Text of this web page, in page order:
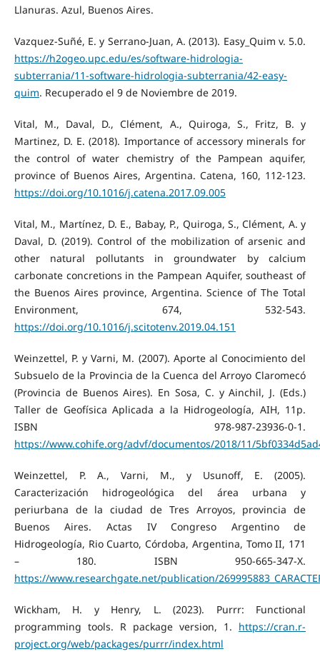
Llanuras. Azul, Buenos Aires.
Vazquez-Suñé, E. y Serrano-Juan, A. (2013). Easy_Quim v. 5.0.
https://h2ogeo.upc.edu/es/software-hidrologia-
subterrania/11-software-hidrologia-subterrania/42-easy-
quim. Recuperado el 9 de Noviembre de 2019.
Vital, M., Daval, D., Clément, A., Quiroga, S., Fritz, B. y
Martinez, D. E. (2018). Importance of accessory minerals for
the control of water chemistry of the Pampean aquifer,
province of Buenos Aires, Argentina. Catena, 160, 112-123.
https://doi.org/10.1016/j.catena.2017.09.005
Vital, M., Martínez, D. E., Babay, P., Quiroga, S., Clément, A. y
Daval, D. (2019). Control of the mobilization of arsenic and
other natural pollutants in groundwater by calcium
carbonate concretions in the Pampean Aquifer, southeast of
the Buenos Aires province, Argentina. Science of The Total
Environment, 674, 532-543.
https://doi.org/10.1016/j.scitotenv.2019.04.151
Weinzettel, P. y Varni, M. (2007). Aporte al Conocimiento del
Subsuelo de la Provincia de la Cuenca del Arroyo Claromecó
(Provincia de Buenos Aires). En Sosa, C. y Ainchil, J. (Eds.)
Taller de Geofísica Aplicada a la Hidrogeología, AIH, 11p.
ISBN 978-987-23936-0-1.
https://www.cohife.org/advf/documentos/2018/11/
Weinzettel, P. A., Varni, M., y Usunoff, E. (2005).
Caracterización hidrogeológica del área urbana y
periurbana de la ciudad de Tres Arroyos, provincia de
Buenos Aires. Actas IV Congreso Argentino de
Hidrogeología, Rio Cuarto, Córdoba, Argentina, Tomo II, 171
– 180. ISBN 950-665-347-X.
https://www.researchgate.net/publication/
Wickham, H. y Henry, L. (2023). Purrr: Functional
programming tools. R package version, 1. https://cran.r-
project.org/web/packages/purrr/index.html